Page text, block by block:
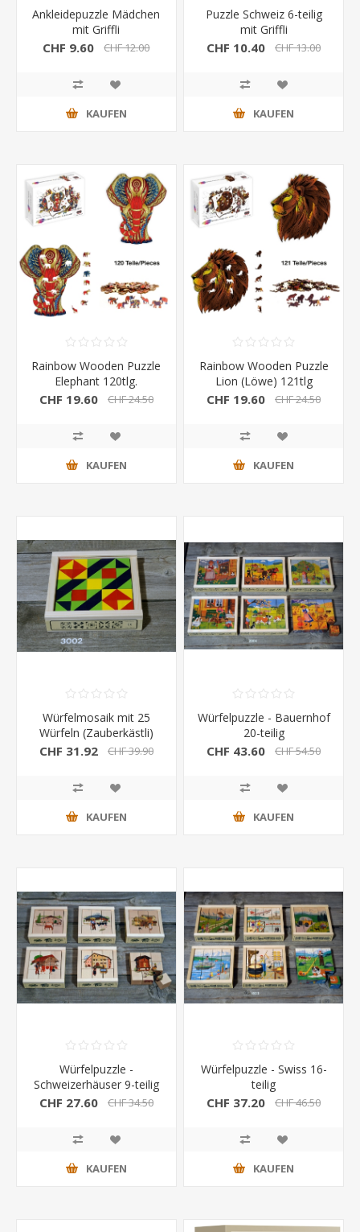
Ankleidepuzzle Mädchen
mit Griffli
CHF 9.60 CHF 12.00
KAUFEN
Puzzle Schweiz 6-teilig
mit Griffli
CHF 10.40 CHF 13.00
KAUFEN
Rainbow Wooden Puzzle
Elephant 120tlg.
CHF 19.60 CHF 24.50
KAUFEN
Rainbow Wooden Puzzle
Lion (Löwe) 121tlg
CHF 19.60 CHF 24.50
KAUFEN
Würfelmosaik mit 25
Würfeln (Zauberkästli)
CHF 31.92 CHF 39.90
KAUFEN
Würfelpuzzle - Bauernhof
20-teilig
CHF 43.60 CHF 54.50
KAUFEN
Würfelpuzzle -
Schweizerhäuser 9-teilig
CHF 27.60 CHF 34.50
KAUFEN
Würfelpuzzle - Swiss 16-
teilig
CHF 37.20 CHF 46.50
KAUFEN